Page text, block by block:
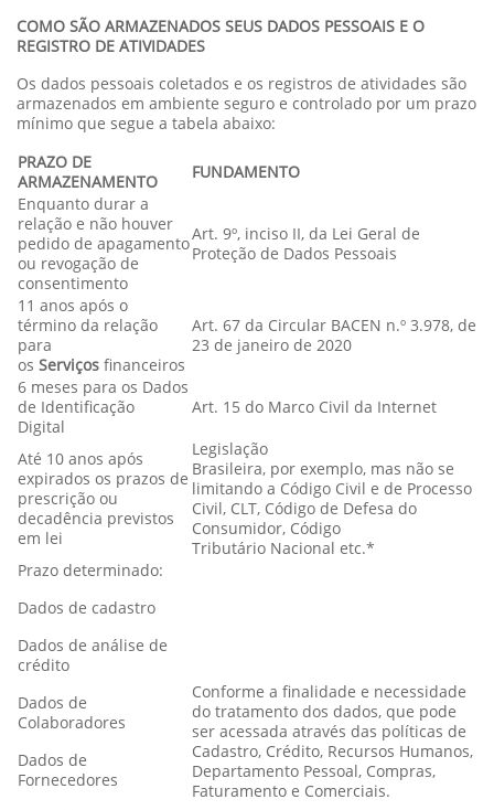
COMO SÃO ARMAZENADOS SEUS DADOS PESSOAIS E O
REGISTRO DE ATIVIDADES
Os dados pessoais coletados e os registros de atividades são
armazenados em ambiente seguro e controlado por um prazo
mínimo que segue a tabela abaixo:
PRAZO DE
ARMAZENAMENTO
FUNDAMENTO
Enquanto durar a
relação e não houver
pedido de apagamento
ou revogação de
consentimento
Art. 9º, inciso II, da Lei Geral de
Proteção de Dados Pessoais
11 anos após o
término da relação
para
os Serviços financeiros
Art. 67 da Circular BACEN n.º 3.978, de
23 de janeiro de 2020
6 meses para os Dados
de Identificação
Digital
Art. 15 do Marco Civil da Internet
Até 10 anos após
expirados os prazos de
prescrição ou
decadência previstos
em lei
Legislação
Brasileira, por exemplo, mas não se
limitando a Código Civil e de Processo
Civil, CLT, Código de Defesa do
Consumidor, Código
Tributário Nacional etc.*
Prazo determinado:
Dados de cadastro
Dados de análise de
crédito
Dados de
Colaboradores
Dados de
Fornecedores
Conforme a finalidade e necessidade
do tratamento dos dados, que pode
ser acessada através das políticas de
Cadastro, Crédito, Recursos Humanos,
Departamento Pessoal, Compras,
Faturamento e Comerciais.